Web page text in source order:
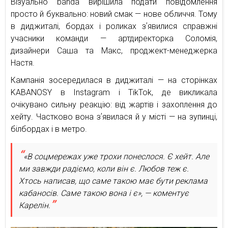
просто й буквально: новий смак — нове обличчя. Тому
в диджиталі, бордах і роликах зʼявилися справжні
учасники команди — артдиректорка Соломія,
дизайнери Саша та Макс, проджект-менеджерка
Настя.
Кампанія зосередилася в диджиталі — на сторінках
KABANOSY в Instagram і TikTok, де викликала
очікувано сильну реакцію: від жартів і захоплення до
хейту. Частково вона зʼявилася й у місті — на зупинці,
білбордах і в метро.
«В соцмережах уже трохи понеслося. Є хейт. Але
ми завжди радіємо, коли він є. Любов теж є.
Хтось написав, що саме такою має бути реклама
кабаносів. Саме такою вона і є», — коментує
Карелін.